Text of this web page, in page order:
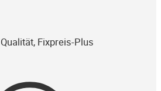
Fixpreis-Plus